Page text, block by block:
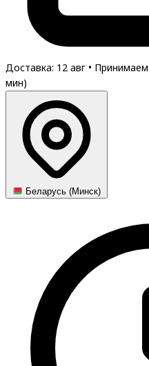
Доставка: 12 авг • Принимаем
мин)
Беларусь (Минск)